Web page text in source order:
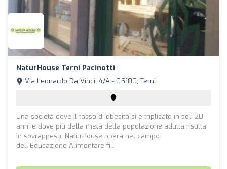
NaturHouse Terni Pacinotti
Via Leonardo Da Vinci, 4/A - 05100, Terni
Una società dove il tasso di obesità si è triplicato in soli 20
anni e dove più della metà della popolazione adulta risulta
in sovrappeso, NaturHouse opera nel campo
dell'Educazione Alimentare fi...